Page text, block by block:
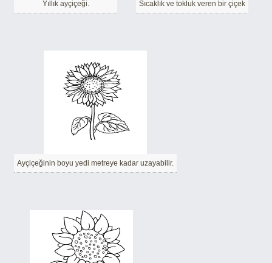
Yıllık ayçiçeği. Sıcaklık ve tokluk veren bir çiçek
Ayçiçeğinin boyu yedi metreye kadar uzayabilir.